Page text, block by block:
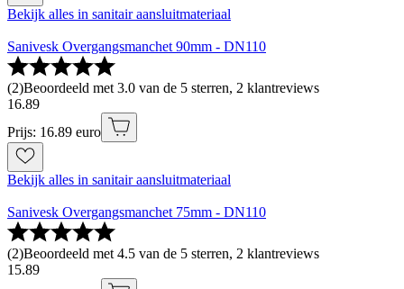
Bekijk alles in sanitair aansluitmateriaal
Sanivesk Overgangsmanchet 90mm - DN110
(2)Beoordeeld met 3.0 van de 5 sterren, 2 klantreviews
16.89
Prijs: 16.89 euro
Bekijk alles in sanitair aansluitmateriaal
Sanivesk Overgangsmanchet 75mm - DN110
(2)Beoordeeld met 4.5 van de 5 sterren, 2 klantreviews
15.89